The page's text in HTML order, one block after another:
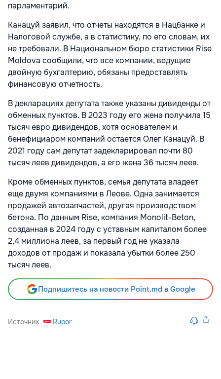
парламентарий.
Канацуй заявил, что отчеты находятся в Нацбанке и
Налоговой службе, а в статистику, по его словам, их
не требовали. В Национальном бюро статистики Rise
Moldova сообщили, что все компании, ведущие
двойную бухгалтерию, обязаны предоставлять
финансовую отчетность.
В декларациях депутата также указаны дивиденды от
обменных пунктов. В 2023 году его жена получила 15
тысяч евро дивидендов, хотя основателем и
бенефициаром компаний остается Олег Канацуй. В
2021 году сам депутат задекларировал почти 80
тысяч леев дивидендов, а его жена 36 тысяч леев.
Кроме обменных пунктов, семья депутата владеет
еще двумя компаниями в Леове. Одна занимается
продажей автозапчастей, другая производством
бетона. По данным Rise, компания Monolit-Beton,
созданная в 2024 году с уставным капиталом более
2,4 миллиона леев, за первый год не указала
доходов от продаж и показала убытки более 250
тысяч леев.
Подпишитесь на новости Point.md в Google
Источник Rupor